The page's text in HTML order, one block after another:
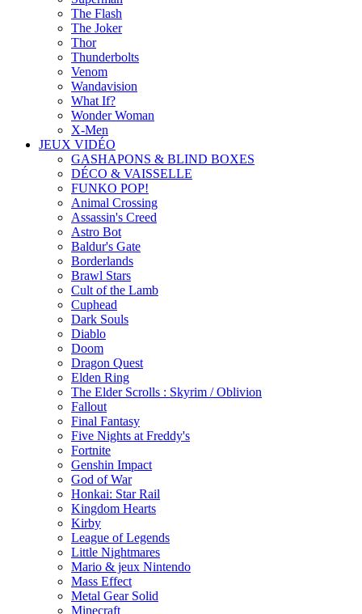
The Flash
The Joker
Thor
Thunderbolts
Venom
Wandavision
What If?
Wonder Woman
X-Men
JEUX VIDÉO
GASHAPONS & BLIND BOXES
DÉCO & VAISSELLE
FUNKO POP!
Animal Crossing
Assassin's Creed
Astro Bot
Baldur's Gate
Borderlands
Brawl Stars
Cult of the Lamb
Cuphead
Dark Souls
Diablo
Doom
Dragon Quest
Elden Ring
The Elder Scrolls : Skyrim / Oblivion
Fallout
Final Fantasy
Five Nights at Freddy's
Fortnite
Genshin Impact
God of War
Honkai: Star Rail
Kingdom Hearts
Kirby
League of Legends
Little Nightmares
Mario & jeux Nintendo
Mass Effect
Metal Gear Solid
Minecraft